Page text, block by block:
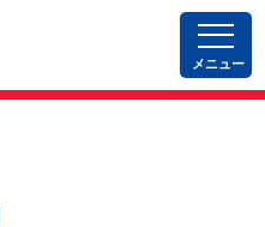
メニュー